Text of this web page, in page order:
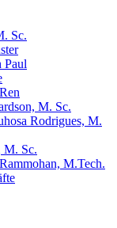
Sc.
Paul
M. Sc.
Rodrigues, M.
M. Sc.
M.Tech.